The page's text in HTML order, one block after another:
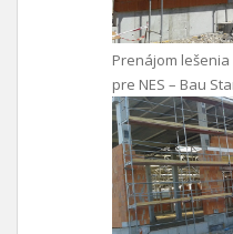
Prenájom
pre NES – Bau